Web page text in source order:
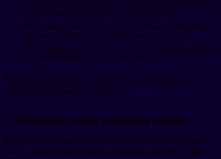
I'm going to visit my parents next weekend (Ya decidí que voy
a visitar a mis padres el próximo fin de semana)
We're going to start a new project in January (Ya decidimos
que vamos a empezar un proyecto nuevo en enero)
She's going to study medicine at university (Ella ya decidió que
va a estudiar medicina en la universidad)
Este es el uso más común de "going to". Cuando tienes un plan
concreto en mente, esta es tu estructura.
2. Predicciones basadas en evidencia presente
El segundo uso es para hacer predicciones sobre el futuro cuando
tienes evidencia visible o clara en el momento presente. Ves algo